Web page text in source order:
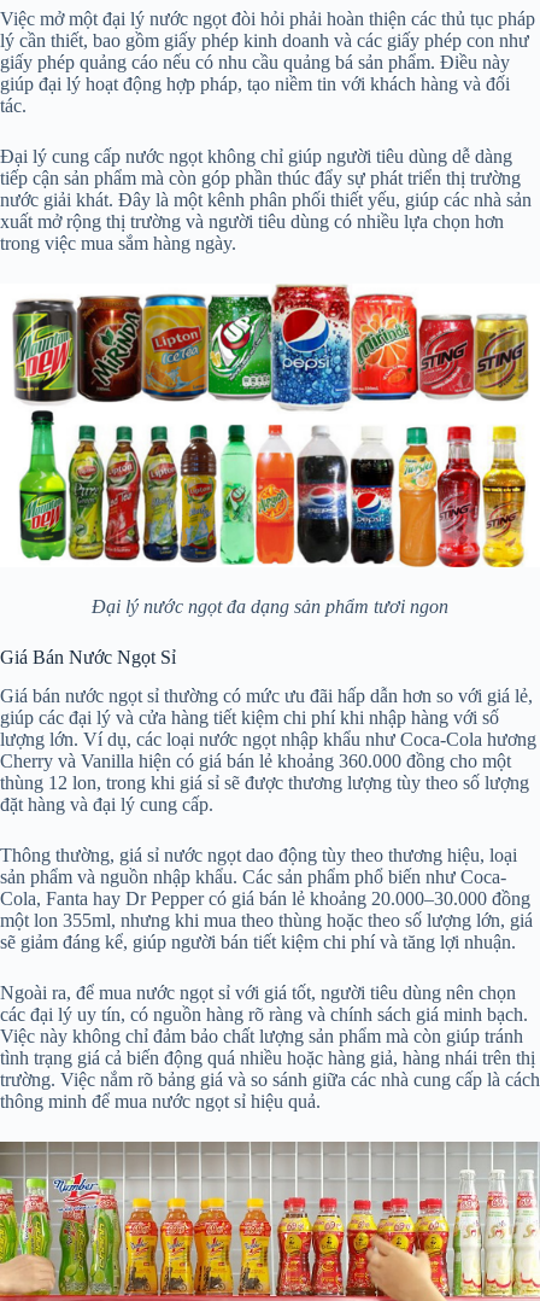
Việc mở một đại lý nước ngọt đòi hỏi phải hoàn thiện các thủ tục pháp
lý cần thiết, bao gồm giấy phép kinh doanh và các giấy phép con như
giấy phép quảng cáo nếu có nhu cầu quảng bá sản phẩm. Điều này
giúp đại lý hoạt động hợp pháp, tạo niềm tin với khách hàng và đối
tác.
Đại lý cung cấp nước ngọt không chỉ giúp người tiêu dùng dễ dàng
tiếp cận sản phẩm mà còn góp phần thúc đẩy sự phát triển thị trường
nước giải khát. Đây là một kênh phân phối thiết yếu, giúp các nhà sản
xuất mở rộng thị trường và người tiêu dùng có nhiều lựa chọn hơn
trong việc mua sắm hàng ngày.
Đại lý nước ngọt đa dạng sản phẩm tươi ngon
Giá Bán Nước Ngọt Sỉ
Giá bán nước ngọt sỉ thường có mức ưu đãi hấp dẫn hơn so với giá lẻ,
giúp các đại lý và cửa hàng tiết kiệm chi phí khi nhập hàng với số
lượng lớn. Ví dụ, các loại nước ngọt nhập khẩu như Coca-Cola hương
Cherry và Vanilla hiện có giá bán lẻ khoảng 360.000 đồng cho một
thùng 12 lon, trong khi giá sỉ sẽ được thương lượng tùy theo số lượng
đặt hàng và đại lý cung cấp.
Thông thường, giá sỉ nước ngọt dao động tùy theo thương hiệu, loại
sản phẩm và nguồn nhập khẩu. Các sản phẩm phổ biến như Coca-
Cola, Fanta hay Dr Pepper có giá bán lẻ khoảng 20.000–30.000 đồng
một lon 355ml, nhưng khi mua theo thùng hoặc theo số lượng lớn, giá
sẽ giảm đáng kể, giúp người bán tiết kiệm chi phí và tăng lợi nhuận.
Ngoài ra, để mua nước ngọt sỉ với giá tốt, người tiêu dùng nên chọn
các đại lý uy tín, có nguồn hàng rõ ràng và chính sách giá minh bạch.
Việc này không chỉ đảm bảo chất lượng sản phẩm mà còn giúp tránh
tình trạng giá cả biến động quá nhiều hoặc hàng giả, hàng nhái trên thị
trường. Việc nắm rõ bảng giá và so sánh giữa các nhà cung cấp là cách
thông minh để mua nước ngọt sỉ hiệu quả.